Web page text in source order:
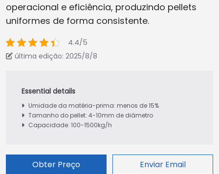
operacional e eficiência, produzindo pellets
uniformes de forma consistente.
4.4/5
última edição: 2025/8/8
Umidade da matéria-prima: menos de 15%
Tamanho do pellet: 4-10mm de diâmetro
Capacidade: 100-1500kg/h
Obter Preço Enviar Email